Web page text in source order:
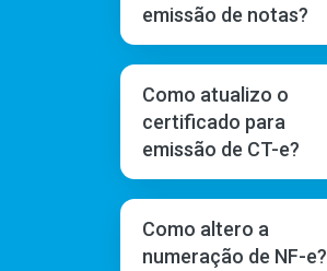
emissão de notas?
Como atualizo o
certificado para
emissão de CT-e?
Como altero a
numeração de NF-e?